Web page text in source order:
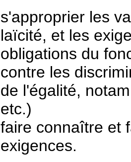
s'approprier les
laïcité, et les
obligations du
contre les
de l'égalité,
etc.)
faire connaître et
exigences.